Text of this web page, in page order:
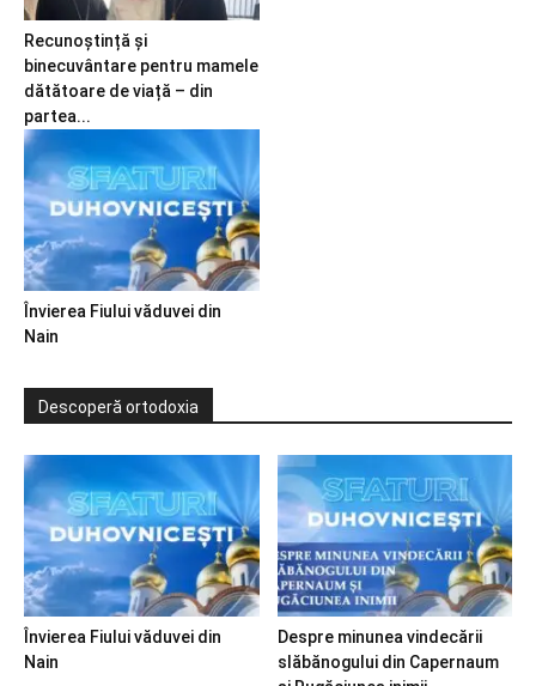
Recunoștință și
binecuvântare pentru mamele
dătătoare de viață – din
partea...
Învierea Fiului văduvei din
Nain
Descoperă ortodoxia
Învierea Fiului văduvei din
Nain
Despre minunea vindecării
slăbănogului din Capernaum